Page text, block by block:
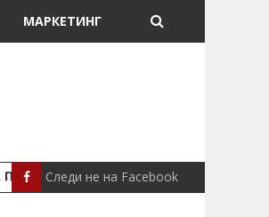
МАРКЕТИНГ
ПАЛАНКА ЛОКАЛНО ПОЖАР ВО
Следи не на Facebook